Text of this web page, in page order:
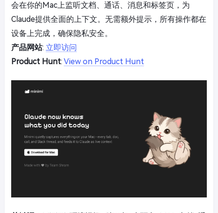
会在你的Mac上监听文档、通话、消息和标签页，为
Claude提供全面的上下文。无需额外提示，所有操作都在
设备上完成，确保隐私安全。
产品网站: 立即访问
Product Hunt: View on Product Hunt